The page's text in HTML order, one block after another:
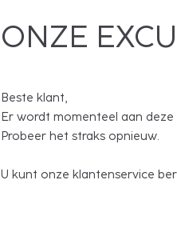
ONZE
Beste klant,
Er wordt momenteel aan
Probeer het straks opnieuw.
U kunt onze klantenservice